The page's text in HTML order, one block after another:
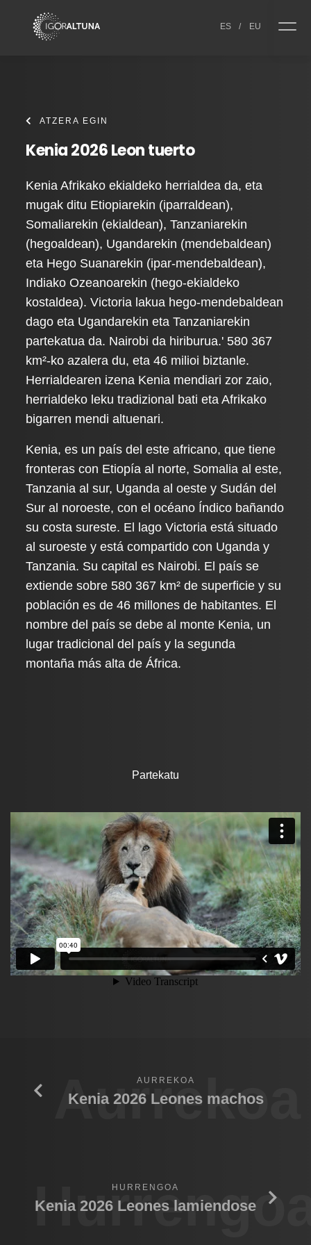
ES / EU
ATZERA EGIN
Kenia 2026 Leon tuerto
Kenia Afrikako ekialdeko herrialdea da, eta
mugak ditu Etiopiarekin (iparraldean),
Somaliarekin (ekialdean), Tanzaniarekin
(hegoaldean), Ugandarekin (mendebaldean)
eta Hego Suanarekin (ipar-mendebaldean),
Indiako Ozeanoarekin (hego-ekialdeko
kostaldea). Victoria lakua hego-mendebaldean
dago eta Ugandarekin eta Tanzaniarekin
partekatua da. Nairobi da hiriburua.' 580 367
km²-ko azalera du, eta 46 milioi biztanle.
Herrialdearen izena Kenia mendiari zor zaio,
herrialdeko leku tradizional bati eta Afrikako
bigarren mendi altuenari.
Kenia, es un país del este africano, que tiene
fronteras con Etiopía al norte, Somalia al este,
Tanzania al sur, Uganda al oeste y Sudán del
Sur al noroeste, con el océano Índico bañando
su costa sureste. El lago Victoria está situado
al suroeste y está compartido con Uganda y
Tanzania. Su capital es Nairobi. El país se
extiende sobre 580 367 km² de superficie y su
población es de 46 millones de habitantes. El
nombre del país se debe al monte Kenia, un
lugar tradicional del país y la segunda
montaña más alta de África.
Partekatu
Aurrekoa
AURREKOA
Kenia 2026 Leones machos
HURRENGOA
Kenia 2026 Leones lamiendose